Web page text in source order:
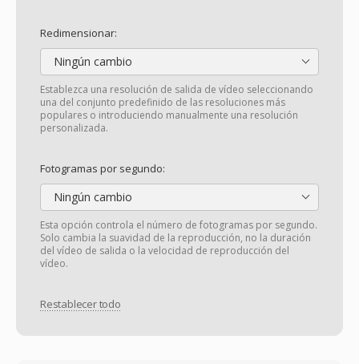
Redimensionar:
Ningún cambio
Establezca una resolución de salida de vídeo seleccionando
una del conjunto predefinido de las resoluciones más
populares o introduciendo manualmente una resolución
personalizada.
Fotogramas por segundo:
Ningún cambio
Esta opción controla el número de fotogramas por segundo.
Solo cambia la suavidad de la reproducción, no la duración
del vídeo de salida o la velocidad de reproducción del
vídeo.
Restablecer todo